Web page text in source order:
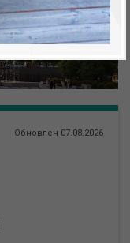
Обновлен 07.08.2026